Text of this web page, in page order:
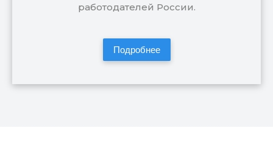
работодателей России.
Подробнее